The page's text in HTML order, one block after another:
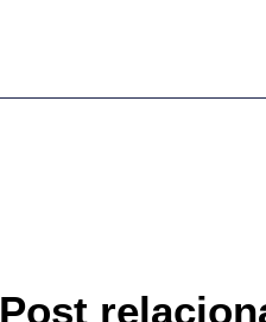
Post